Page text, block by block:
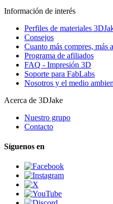
Información de interés
Perfiles de materiales
Consejos
Cuanto más compres, más
Programa de afiliados
FAQ - Impresión 3D
Soporte para FabLabs
Nosotros y el medio
Acerca de 3DJake
Nuestro grupo
Contacto
Síguenos en